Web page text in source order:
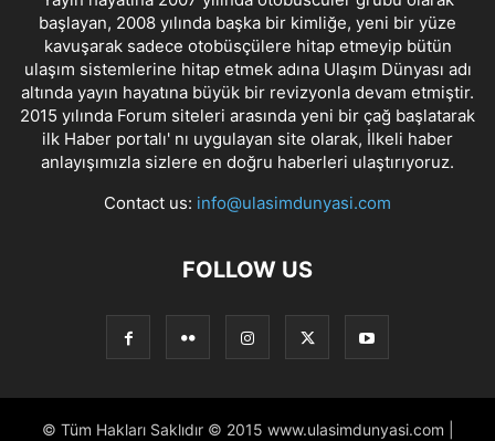
başlayan, 2008 yılında başka bir kimliğe, yeni bir yüze
kavuşarak sadece otobüsçülere hitap etmeyip bütün
ulaşım sistemlerine hitap etmek adına Ulaşım Dünyası adı
altında yayın hayatına büyük bir revizyonla devam etmiştir.
2015 yılında Forum siteleri arasında yeni bir çağ başlatarak
ilk Haber portalı' nı uygulayan site olarak, İlkeli haber
anlayışımızla sizlere en doğru haberleri ulaştırıyoruz.
Contact us: info@ulasimdunyasi.com
FOLLOW US
© Tüm Hakları Saklıdır © 2015 www.ulasimdunyasi.com |